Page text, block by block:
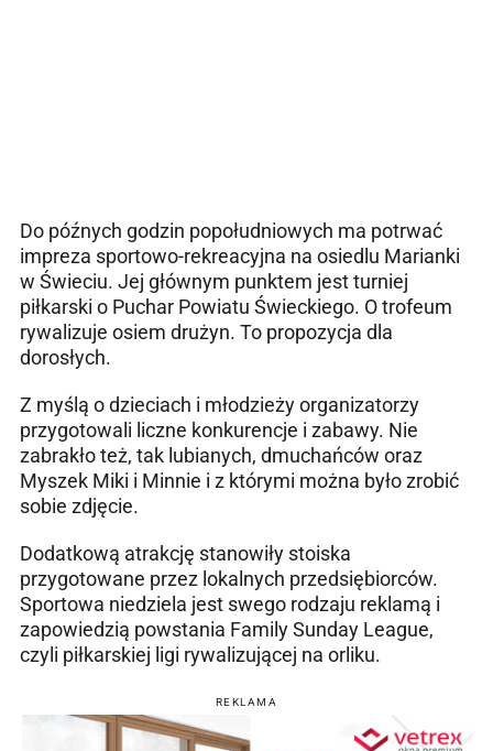
Do późnych godzin popołudniowych ma potrwać
impreza sportowo-rekreacyjna na osiedlu Marianki
w Świeciu. Jej głównym punktem jest turniej
piłkarski o Puchar Powiatu Świeckiego. O trofeum
rywalizuje osiem drużyn. To propozycja dla
dorosłych.
Z myślą o dzieciach i młodzieży organizatorzy
przygotowali liczne konkurencje i zabawy. Nie
zabrakło też, tak lubianych, dmuchańców oraz
Myszek Miki i Minnie i z którymi można było zrobić
sobie zdjęcie.
Dodatkową atrakcję stanowiły stoiska
przygotowane przez lokalnych przedsiębiorców.
Sportowa niedziela jest swego rodzaju reklamą i
zapowiedzią powstania Family Sunday League,
czyli piłkarskiej ligi rywalizującej na orliku.
REKLAMA